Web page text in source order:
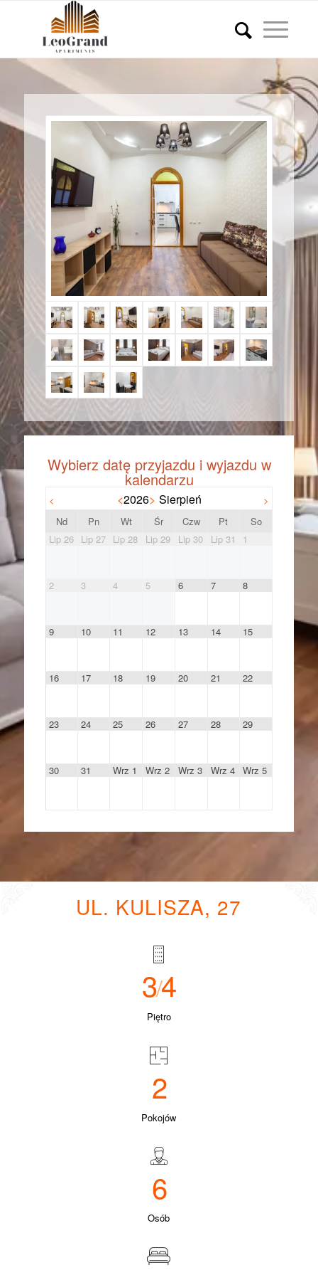
< <2026> Sierpień
>
Nd
Pn Wt Śr Czw Pt
So
Lip 26 Lip 27 Lip 28 Lip 29 Lip 30 Lip 31 1
2 3 4 5 6 7 8
9 10 11 12 13 14 15
16 17 18 19 20 21 22
23 24 25 26 27 28 29
30 31 Wrz 1 Wrz 2 Wrz 3 Wrz 4 Wrz 5
UL. KULISZA, 27
3/4
Piętro
2
Pokojów
6
Osób